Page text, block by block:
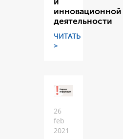
инновационной
деятельности
ЧИТАТЬ
>
26
feb
2021